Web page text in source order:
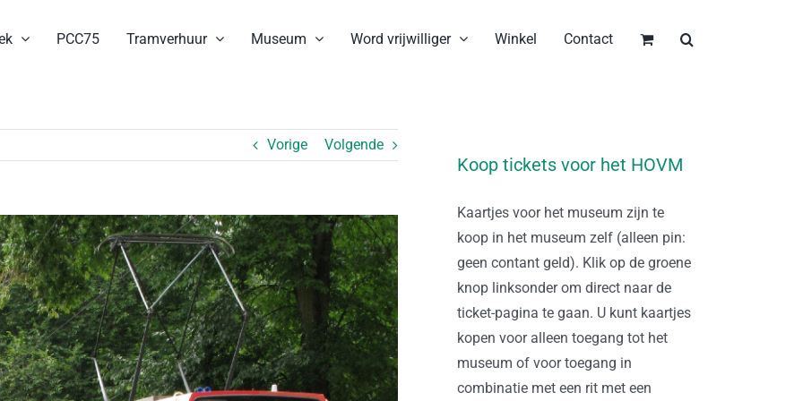
PCC75 Tramverhuur Museum Word vrijwilliger Winkel Contact
Vorige Volgende
Koop tickets voor het HOVM
Kaartjes voor het museum zijn te
koop in het museum zelf (alleen pin:
geen contant geld). Klik op de groene
knop linksonder om direct naar de
ticket-pagina te gaan. U kunt kaartjes
kopen voor alleen toegang tot het
museum of voor toegang in
combinatie met een rit met een